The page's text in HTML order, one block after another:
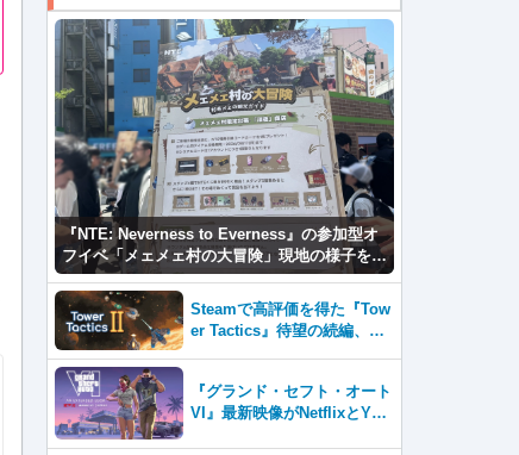
『NTE: Neverness to Everness』の参加型オ
フイベ「メェメェ村の大冒険」現地の様子をレ
ポ！ミニゲームやコスプレイヤー撮影など盛り
だくさん！
Steamで高評価を得た『Tow
er Tactics』待望の続編、『T
『グランド・セフト・オート
VI』最新映像がNetflixとYou